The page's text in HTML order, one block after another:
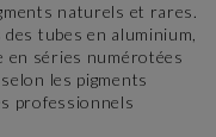
naturels et rares.
tubes en aluminium,
en séries numérotées
les pigments
professionnels